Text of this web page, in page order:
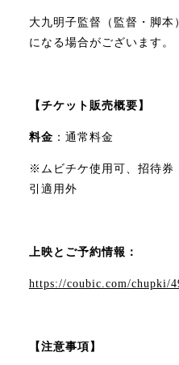
大九明子監督（監督・脚
になる場合がございます。
【チケット販売概要】
料金 ：通常料金
※ムビチケ使用可、招待券
引適用外
上映とご予約情報：
https://coubic.com/chupki/
【注意事項】